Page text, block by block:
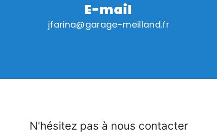
E-mail
jfarina@garage-meilland.fr
N'hésitez pas à nous contacter